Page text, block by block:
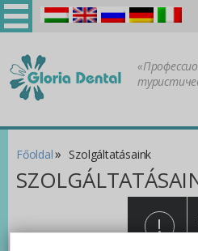
Főoldal» Szolgáltatásaink
!